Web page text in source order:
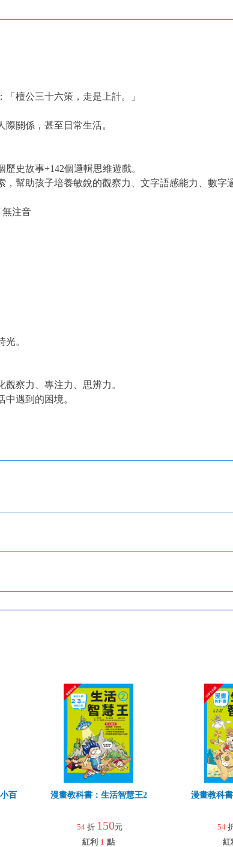
檀公三十六策，走是上計。」
關係，甚至日常生活。
史故事+142個邏輯思維遊戲。
幫助孩子培養敏銳的觀察力、文字語感能力、數字
無注音
。
察力、專注力、思辨力。
遇到的困境。
百
漫畫教科書：生活智慧王2
54 折 150元
紅利 1 點
漫畫教科
54
紅